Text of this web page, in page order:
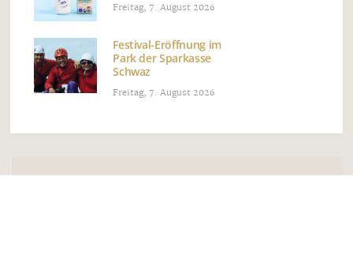
Freitag, 7. August 2026
Festival-Eröffnung im
Park der Sparkasse
Schwaz
Freitag, 7. August 2026